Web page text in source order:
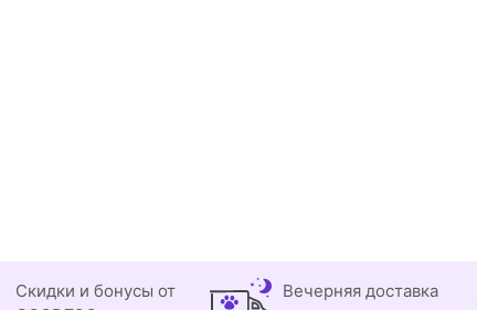
Скидки и бонусы от
Вечерняя доставка